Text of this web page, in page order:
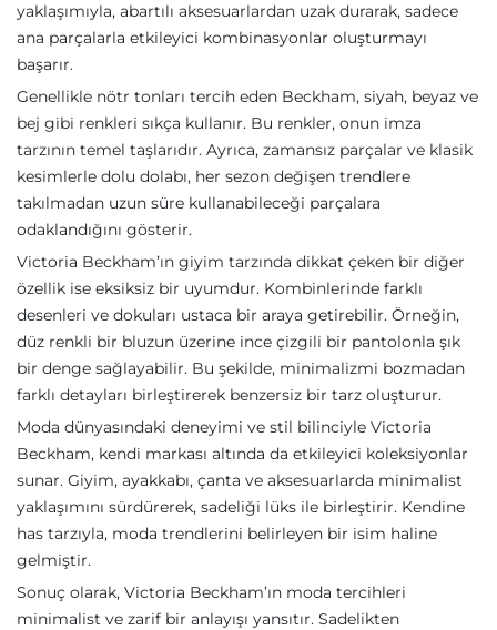
yaklaşımıyla, abartılı aksesuarlardan uzak durarak, sadece
ana parçalarla etkileyici kombinasyonlar oluşturmayı
başarır.
Genellikle nötr tonları tercih eden Beckham, siyah, beyaz ve
bej gibi renkleri sıkça kullanır. Bu renkler, onun imza
tarzının temel taşlarıdır. Ayrıca, zamansız parçalar ve klasik
kesimlerle dolu dolabı, her sezon değişen trendlere
takılmadan uzun süre kullanabileceği parçalara
odaklandığını gösterir.
Victoria Beckham’ın giyim tarzında dikkat çeken bir diğer
özellik ise eksiksiz bir uyumdur. Kombinlerinde farklı
desenleri ve dokuları ustaca bir araya getirebilir. Örneğin,
düz renkli bir bluzun üzerine ince çizgili bir pantolonla şık
bir denge sağlayabilir. Bu şekilde, minimalizmi bozmadan
farklı detayları birleştirerek benzersiz bir tarz oluşturur.
Moda dünyasındaki deneyimi ve stil bilinciyle Victoria
Beckham, kendi markası altında da etkileyici koleksiyonlar
sunar. Giyim, ayakkabı, çanta ve aksesuarlarda minimalist
yaklaşımını sürdürerek, sadeliği lüks ile birleştirir. Kendine
has tarzıyla, moda trendlerini belirleyen bir isim haline
gelmiştir.
Sonuç olarak, Victoria Beckham’ın moda tercihleri
minimalist ve zarif bir anlayışı yansıtır. Sadelikten